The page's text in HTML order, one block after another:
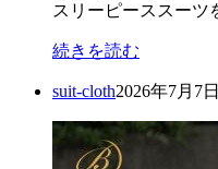
スリーピーススーツ
続きを読む
suit-cloth2026年7月7日